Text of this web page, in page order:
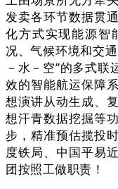
发卖各环节数据贯
化方式实现能源智
况、气候环境和交
－水－空”的多式联
效的智能航运保障
想演讲从动生成、
想汗青数据挖掘等
步，精准预估揽投
度铁局、中国平易
团按照工做职责！